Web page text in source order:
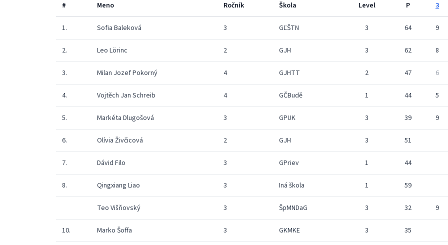
# Meno Ročník Škola Level P 3
1. Sofia Baleková 3 GĽŠTN 3 64 9
2. Leo Lörinc 2 GJH 3 62 8
3. Milan Jozef Pokorný 4 GJHTT 2 47 6
4. Vojtěch Jan Schreib 4 GČBudě 1 44 5
5. Markéta Dlugošová 3 GPUK 3 39 9
6. Olívia Živčicová 2 GJH 3 51
7. Dávid Filo 3 GPriev 1 44
8. Qingxiang Liao 3 Iná škola 1 59
Teo Višňovský 3 ŠpMNDaG 3 32 9
10. Marko Šoffa 3 GKMKE 3 35